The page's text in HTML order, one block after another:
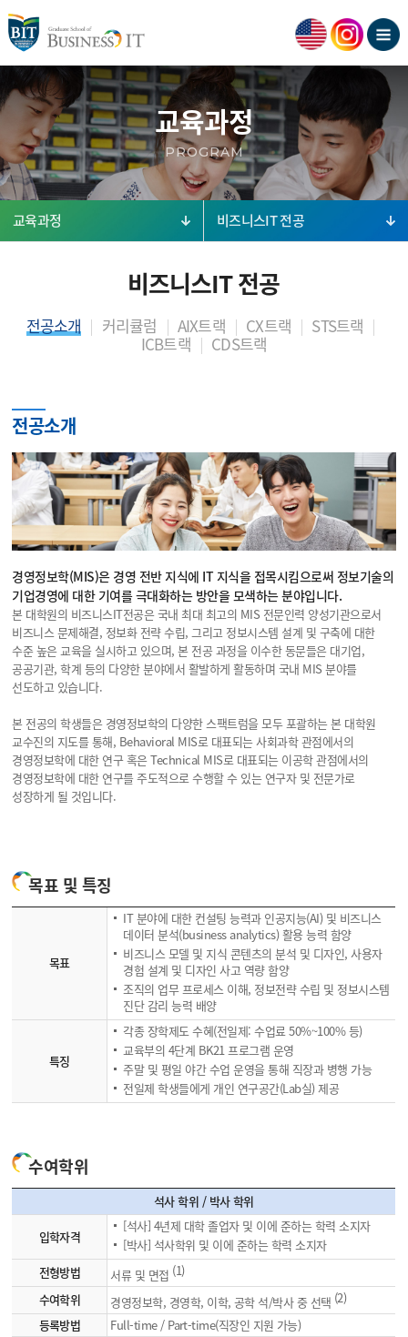
교육과정
PROGRAM
교육과정 비즈니스IT 전공
비즈니스IT 전공
전공소개 커리큘럼 AIX트랙 CX트랙
STS트랙
ICB트랙
CDS트랙
전공소개
경영정보학(MIS)은 경영 전반 지식에 IT 지식을 접목시킴으로써 정보기술의
기업경영에 대한 기여를 극대화하는 방안을 모색하는 분야입니다.
본 대학원의 비즈니스IT전공은 국내 최대 최고의 MIS 전문인력 양성기관으로서
비즈니스 문제해결, 정보화 전략 수립, 그리고 정보시스템 설계 및 구축에 대한
수준 높은 교육을 실시하고 있으며, 본 전공 과정을 이수한 동문들은 대기업,
공공기관, 학계 등의 다양한 분야에서 활발하게 활동하며 국내 MIS 분야를
선도하고 있습니다.
본 전공의 학생들은 경영정보학의 다양한 스팩트럼을 모두 포괄하는 본 대학원
교수진의 지도를 통해, Behavioral MIS로 대표되는 사회과학 관점에서의
경영정보학에 대한 연구 혹은 Technical MIS로 대표되는 이공학 관점에서의
경영정보학에 대한 연구를 주도적으로 수행할 수 있는 연구자 및 전문가로
성장하게 될 것입니다.
목표 및 특징
목표
IT 분야에 대한 컨설팅 능력과 인공지능(AI) 및 비즈니스
데이터 분석(business analytics) 활용 능력 함양
비즈니스 모델 및 지식 콘텐츠의 분석 및 디자인, 사용자
경험 설계 및 디자인 사고 역량 함양
조직의 업무 프로세스 이해, 정보전략 수립 및 정보시스템
진단 감리 능력 배양
특징
각종 장학제도 수혜(전일제: 수업료 50%~100% 등)
교육부의 4단계 BK21 프로그램 운영
주말 및 평일 야간 수업 운영을 통해 직장과 병행 가능
전일제 학생들에게 개인 연구공간(Lab실) 제공
수여학위
석사 학위 / 박사 학위
입학자격
[석사] 4년제 대학 졸업자 및 이에 준하는 학력 소지자
[박사] 석사학위 및 이에 준하는 학력 소지자
전형방법
서류 및 면접 (1)
수여학위
경영정보학, 경영학, 이학, 공학 석/박사 중 선택 (2)
등록방법
Full-time / Part-time(직장인 지원 가능)